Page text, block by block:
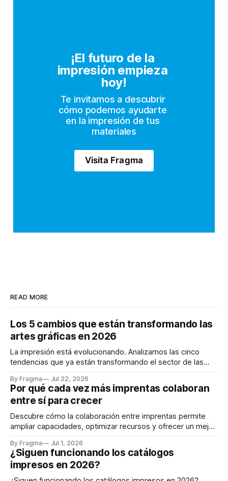
¡El futuro de la
impresión empieza
hoy!
Te invitamos a descubrir
cómo podemos ayudarte
en la impresión de tus
materiales
Visita Fragma
READ MORE
Los 5 cambios que están transformando las
artes gráficas en 2026
La impresión está evolucionando. Analizamos las cinco
tendencias que ya están transformando el sector de las
By Fragma Jul 22, 2026
Por qué cada vez más imprentas colaboran
entre sí para crecer
Descubre cómo la colaboración entre imprentas permite
ampliar capacidades, optimizar recursos y ofrecer un mejor
By Fragma Jul 1, 2026
¿Siguen funcionando los catálogos
impresos en 2026?